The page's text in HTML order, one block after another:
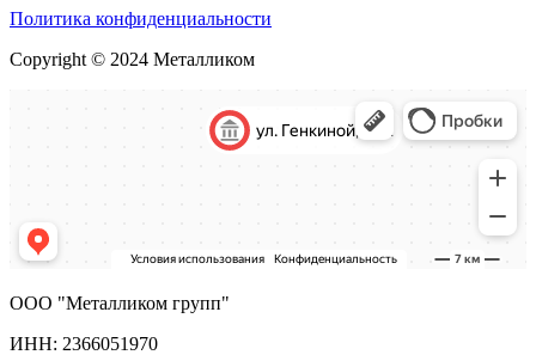
Политика конфиденциальности
Copyright © 2024 Металликом
ООО "Металликом групп"
ИНН: 2366051970